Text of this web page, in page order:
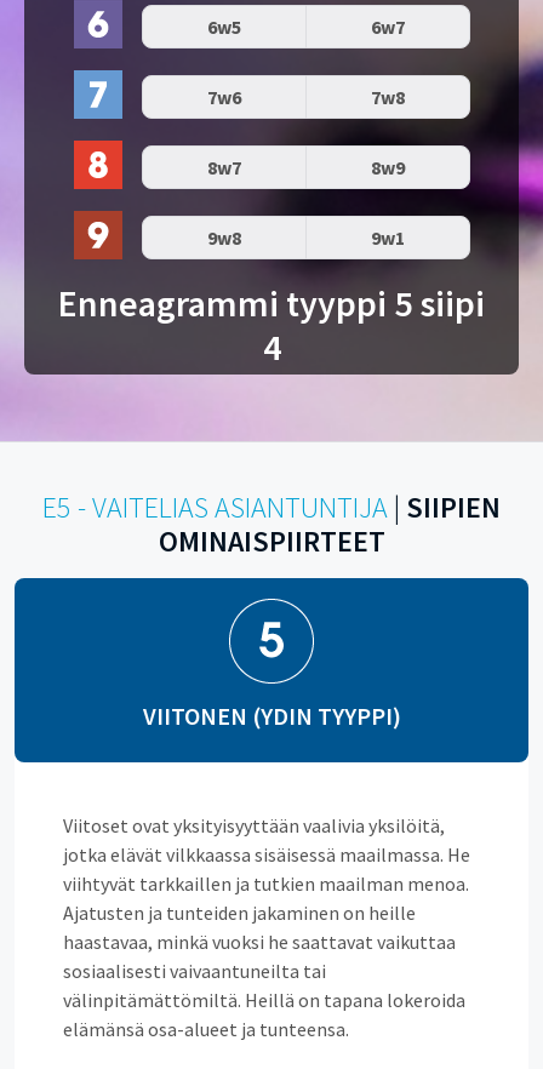
6w5 6w7
7w6 7w8
8w7 8w9
9w8 9w1
Enneagrammi tyyppi 5 siipi
4
E5 - VAITELIAS ASIANTUNTIJA| SIIPIEN
OMINAISPIIRTEET
VIITONEN (YDIN TYYPPI)
Viitoset ovat yksityisyyttään vaalivia yksilöitä,
jotka elävät vilkkaassa sisäisessä maailmassa. He
viihtyvät tarkkaillen ja tutkien maailman menoa.
Ajatusten ja tunteiden jakaminen on heille
haastavaa, minkä vuoksi he saattavat vaikuttaa
sosiaalisesti vaivaantuneilta tai
välinpitämättömiltä. Heillä on tapana lokeroida
elämänsä osa-alueet ja tunteensa.